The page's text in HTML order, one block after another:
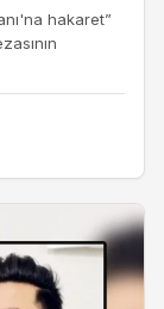
hakaret”